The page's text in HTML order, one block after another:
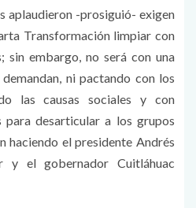
aplaudieron -prosiguió- exigen
Transformación limpiar con
sin embargo, no será con una
ni pactando con los
las causas sociales y con
para desarticular a los grupos
haciendo el presidente Andrés
y el gobernador Cuitláhuac